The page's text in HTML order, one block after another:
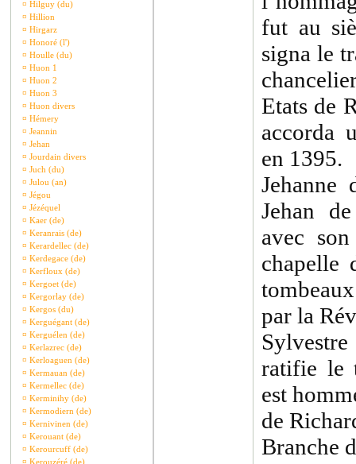
¤ Hilguy (du)
¤ Hillion
¤ Hirgarz
¤ Honoré (l')
¤ Houlle (du)
¤ Huon 1
¤ Huon 2
¤ Huon 3
¤ Huon divers
¤ Hémery
¤ Jeannin
¤ Jehan
¤ Jourdain divers
¤ Juch (du)
¤ Julou (an)
¤ Jégou
¤ Jézéquel
¤ Kaer (de)
¤ Keranrais (de)
¤ Kerardellec (de)
¤ Kerdegace (de)
¤ Kerfloux (de)
¤ Kergoet (de)
¤ Kergorlay (de)
¤ Kergos (du)
¤ Kerguégant (de)
¤ Kerguélen (de)
¤ Kerlazrec (de)
¤ Kerloaguen (de)
¤ Kermauan (de)
¤ Kermellec (de)
¤ Kerminihy (de)
¤ Kermodiern (de)
¤ Kernivinen (de)
¤ Kerouant (de)
¤ Kerourcuff (de)
¤ Kerouzéré (de)
fut au
signa le
Etats de
accorda
en 1395.
Jehanne
Jehan
avec
chapelle
par la
ratifie le
est
de
Branche